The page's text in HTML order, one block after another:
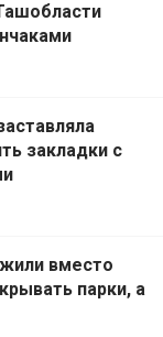
закладки с
вместо
парки, а